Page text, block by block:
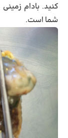
کنید. بادام
شما است.